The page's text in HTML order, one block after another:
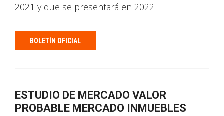
2021 y que se presentará en 2022
BOLETÍN OFICIAL
ESTUDIO DE MERCADO VALOR
PROBABLE MERCADO INMUEBLES